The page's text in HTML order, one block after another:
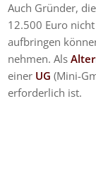
Auch Gründer,
12.500 Euro
aufbringen
nehmen. Als
einer UG (Mini-
erforderlich ist.